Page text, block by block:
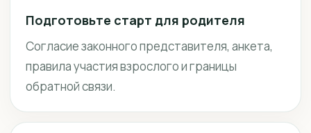
Подготовьте старт для родителя
Согласие законного представителя, анкета,
правила участия взрослого и границы
обратной связи.